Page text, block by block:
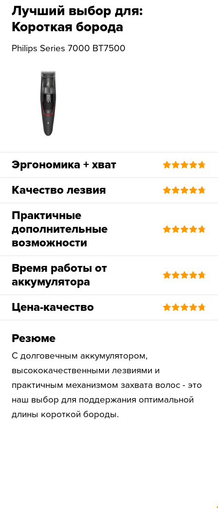
Лучший выбор для:
Короткая борода
Philips Series 7000 BT7500
Эргономика + хват
Качество лезвия
Практичные
дополнительные
возможности
Время работы от
аккумулятора
Цена-качество
Резюме
С долговечным аккумулятором,
высококачественными лезвиями и
практичным механизмом захвата волос - это
наш выбор для поддержания оптимальной
длины короткой бороды.